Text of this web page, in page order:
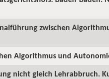
zwischen
Algorithmus und
nicht gleich Lehrabbruch.